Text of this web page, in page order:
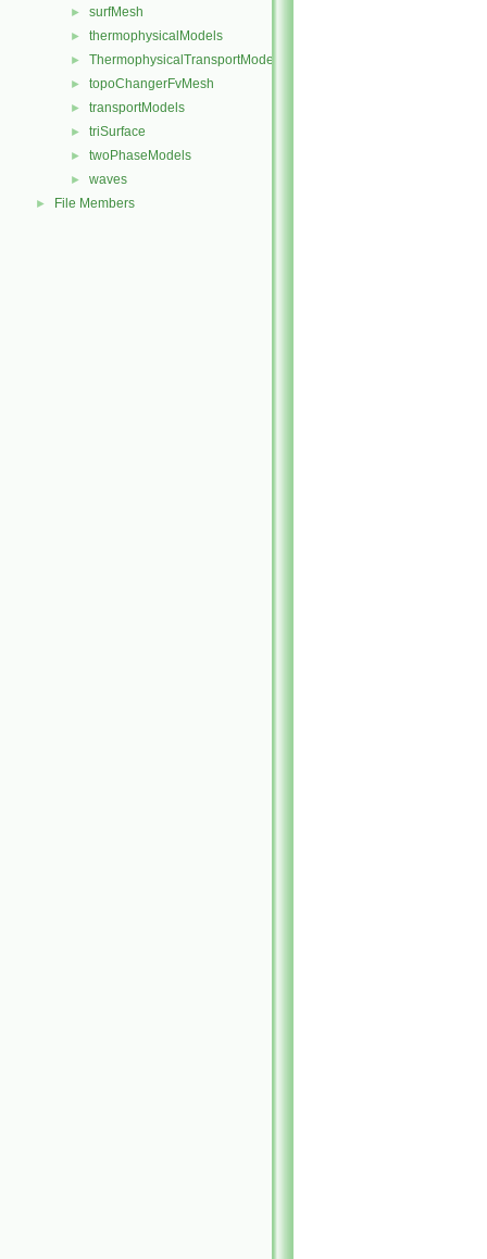
► surfMesh
► thermophysicalModels
► ThermophysicalTransportModels
► topoChangerFvMesh
► transportModels
► triSurface
► twoPhaseModels
► waves
► File Members